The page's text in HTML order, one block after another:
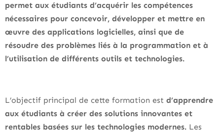
permet aux étudiants d’acquérir les compétences
nécessaires pour concevoir, développer et mettre en
œuvre des applications logicielles, ainsi que de
résoudre des problèmes liés à la programmation et à
l’utilisation de différents outils et technologies.
L’objectif principal de cette formation est d’apprendre
aux étudiants à créer des solutions innovantes et
rentables basées sur les technologies modernes. Les